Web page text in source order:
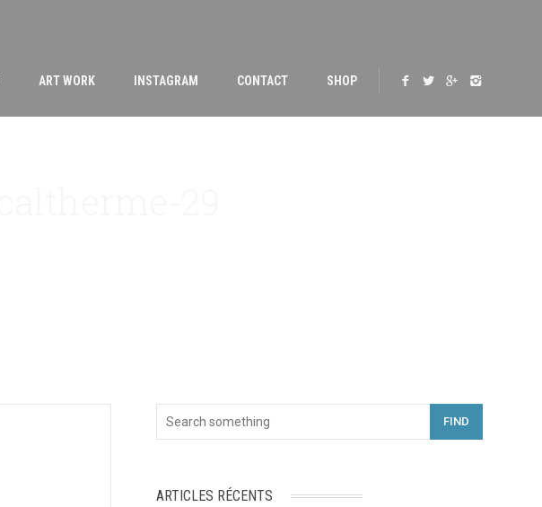
ART WORK INSTAGRAM CONTACT SHOP
FIND
ARTICLES RÉCENTS